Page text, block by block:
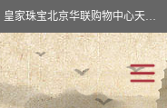
北京华联BHG mall集团购物中心十年信誉老店！ 皇家珠宝北京华联购物中心天时名苑店竭诚欢迎您。 北京市通州区（八通线）通州北苑地铁华联购物中心一层皇家珠宝 北京皇家珠宝通州黄金回收黄金首饰加工店（八通线: 通州北苑地铁华联店）：通州区通州北苑地铁华联购物中心一层皇家珠宝。